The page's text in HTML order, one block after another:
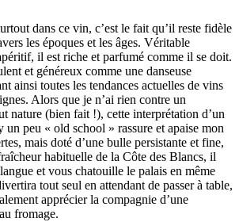
dans ce vin, c’est le fait qu’il reste fidèle
les époques et les âges. Véritable
il est riche et parfumé comme il se doit.
et généreux comme une danseuse
ainsi toutes les tendances actuelles de vins
Alors que je n’ai rien contre un
nature (bien fait !), cette interprétation d’un
un peu « old school » rassure et apaise mon
mais doté d’une bulle persistante et fine,
habituelle de la Côte des Blancs, il
et vous chatouille le palais en même
tout seul en attendant de passer à table,
apprécier la compagnie d’une
fromage.